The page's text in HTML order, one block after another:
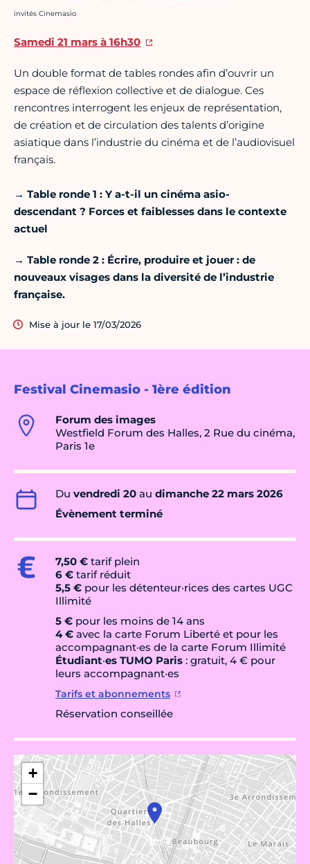
Festival Cinemasio - 1ère édition
Forum des images
Westfield Forum des Halles, 2 Rue du cinéma,
Paris 1e
Du vendredi 20 au dimanche 22 mars 2026
Évènement terminé
7,50 € tarif plein
6 € tarif réduit
5,5 € pour les détenteur·rices des cartes UGC
Illimité
5 € pour les moins de 14 ans
4 € avec la carte Forum Liberté et pour les
accompagnant·es de la carte Forum Illimité
Étudiant·es TUMO Paris : gratuit, 4 € pour
leurs accompagnant·es
Tarifs et abonnements
Réservation conseillée
+
−
Crédit photo :
invités Cinemasio
Samedi 21 mars à 16h30
Un double format de tables rondes afin d’ouvrir un
espace de réflexion collective et de dialogue. Ces
rencontres interrogent les enjeux de représentation,
de création et de circulation des talents d’origine
asiatique dans l’industrie du cinéma et de l’audiovisuel
français.
→ Table ronde 1 : Y a-t-il un cinéma asio-
descendant ? Forces et faiblesses dans le contexte
actuel
→ Table ronde 2 : Écrire, produire et jouer : de
nouveaux visages dans la diversité de l’industrie
française.
Mise à jour le 17/03/2026